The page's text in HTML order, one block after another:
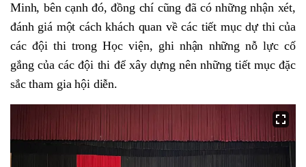
Minh, bên cạnh đó, đồng chí cũng đã có những nhận xét,
đánh giá một cách khách quan về các tiết mục dự thi của
các đội thi trong Học viện, ghi nhận những nỗ lực cố
gắng của các đội thi để xây dựng nên những tiết mục đặc
sắc tham gia hội diễn.